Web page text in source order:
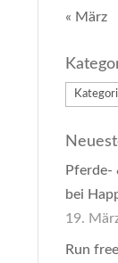
« März
Pferde-
bei
19.
Run